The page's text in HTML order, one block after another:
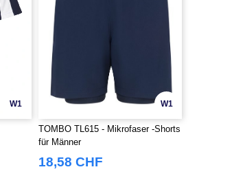
W1 W1
TOMBO TL615 - Mikrofaser -Shorts
für Männer
18,58 CHF